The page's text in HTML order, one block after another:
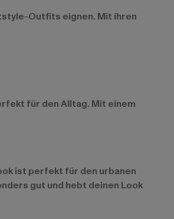
Outfits eignen. Mit ihren
für den Alltag. Mit einem
ist perfekt für den urbanen
gut und hebt deinen Look